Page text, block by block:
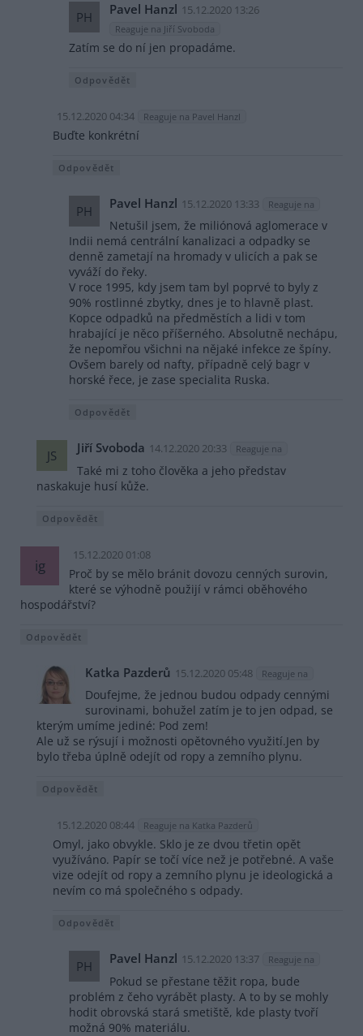
PH Pavel Hanzl 15.12.2020 13:26
Reaguje na Jiří Svoboda
Zatím se do ní jen propadáme.
Odpovědět
15.12.2020 04:34 Reaguje na Pavel Hanzl
Buďte konkrétní
Odpovědět
PH Pavel Hanzl 15.12.2020 13:33 Reaguje na
Netušil jsem, že miliónová aglomerace v
Indii nemá centrální kanalizaci a odpadky se
denně zametají na hromady v ulicích a pak se
vyváží do řeky.
V roce 1995, kdy jsem tam byl poprvé to byly z
90% rostlinné zbytky, dnes je to hlavně plast.
Kopce odpadků na předměstích a lidi v tom
hrabající je něco příšerného. Absolutně nechápu,
že nepomřou všichni na nějaké infekce ze špíny.
Ovšem barely od nafty, případně celý bagr v
horské řece, je zase specialita Ruska.
Odpovědět
JS Jiří Svoboda 14.12.2020 20:33 Reaguje na
Také mi z toho člověka a jeho představ
naskakuje husí kůže.
Odpovědět
ig
15.12.2020 01:08
Proč by se mělo bránit dovozu cenných surovin,
které se výhodně použijí v rámci oběhového
hospodářství?
Odpovědět
Katka Pazderů 15.12.2020 05:48 Reaguje na
Doufejme, že jednou budou odpady cennými
surovinami, bohužel zatím je to jen odpad, se
kterým umíme jediné: Pod zem!
Ale už se rýsují i možnosti opětovného využití.Jen by
bylo třeba úplně odejít od ropy a zemního plynu.
Odpovědět
15.12.2020 08:44 Reaguje na Katka Pazderů
Omyl, jako obvykle. Sklo je ze dvou třetin opět
využíváno. Papír se točí více než je potřebné. A vaše
vize odejít od ropy a zemního plynu je ideologická a
nevím co má společného s odpady.
Odpovědět
PH Pavel Hanzl 15.12.2020 13:37 Reaguje na
Pokud se přestane těžit ropa, bude
problém z čeho vyrábět plasty. A to by se mohly
hodit obrovská stará smetiště, kde plasty tvoří
možná 90% materiálu.